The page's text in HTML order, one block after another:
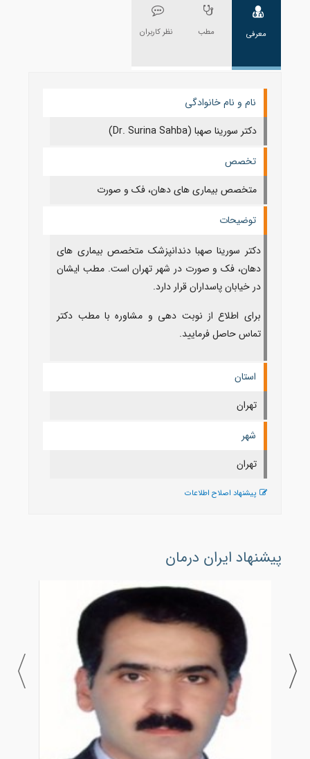
معرفی مطب نظر کاربران
نام و نام خانوادگی
دکتر سورینا صهبا (Dr. Surina Sahba)
تخصص
متخصص بیماری های دهان، فک و صورت
توضیحات
دکتر سورینا صهبا دندانپزشک متخصص بیماری های
دهان، فک و صورت در شهر تهران است. مطب ایشان
در خیابان پاسداران قرار دارد.
برای اطلاع از نوبت دهی و مشاوره با مطب دکتر
تماس حاصل فرمایید.
استان
تهران
شهر
تهران
پیشنهاد اصلاح اطلاعات
پیشنهاد ایران درمان